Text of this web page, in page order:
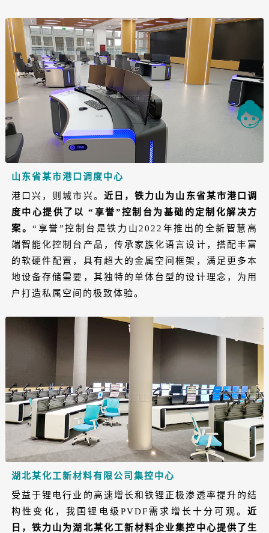
山东省某市港口调度中心
港口兴，则城市兴。 近日，铁力山为山东省某市港口调
度中心提供了以 “享誉”控制台为基础的定制化解决方
案。“享誉”控制台是铁力山2022年推出的全新智慧高
端智能化控制台产品，传承家族化语言设计，搭配丰富
的软硬件配置，具有超大的金属空间框架，满足更多本
地设备存储需要，其独特的单体台型的设计理念，为用
户打造私属空间的极致体验。
湖北某化工新材料有限公司集控中心
受益于锂电行业的高速增长和铁锂正极渗透率提升的结
构性变化，我国锂电级PVDF需求增长十分可观。近
日，铁力山为湖北某化工新材料企业集控中心提供了生